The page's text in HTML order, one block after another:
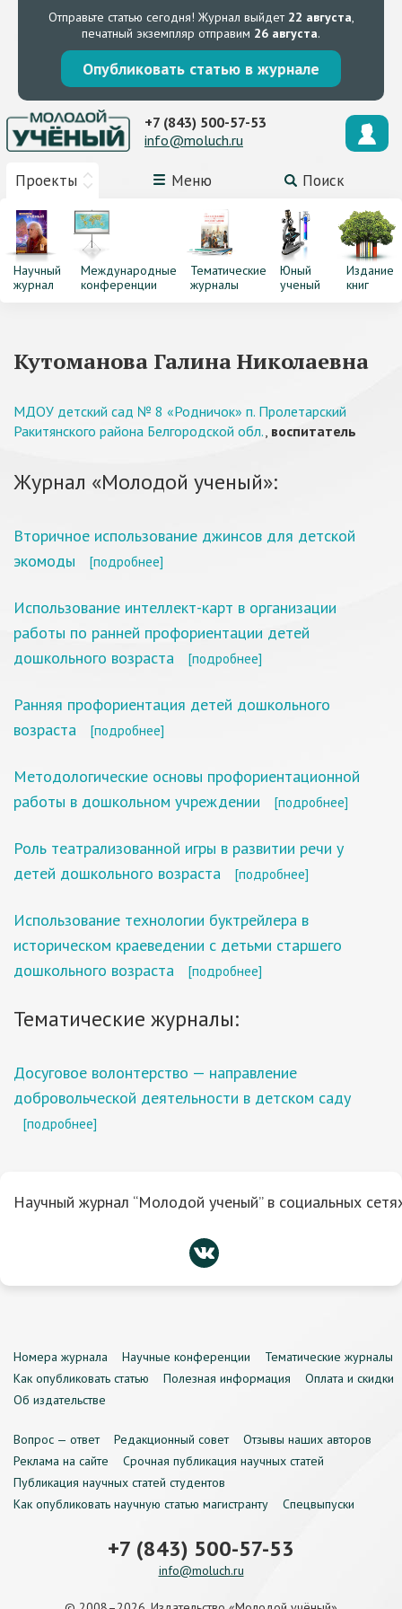
Отправьте статью сегодня! Журнал выйдет 22 августа,
печатный экземпляр отправим 26 августа.
Опубликовать статью в журнале
Проекты Меню Поиск
+7 (843) 500-57-53
info@moluch.ru
Научный
журнал
Международные
конференции
Тематические
журналы
Юный
ученый
Издание
книг
Кутоманова Галина Николаевна
МДОУ детский сад № 8 «Родничок» п. Пролетарский
Ракитянского района Белгородской обл., воспитатель
Журнал «Молодой ученый»:
Вторичное использование джинсов для детской
экомоды
[подробнее]
Использование интеллект-карт в организации
работы по ранней профориентации детей
дошкольного возраста
[подробнее]
Ранняя профориентация детей дошкольного
возраста
[подробнее]
Методологические основы профориентационной
работы в дошкольном учреждении
[подробнее]
Роль театрализованной игры в развитии речи у
детей дошкольного возраста
[подробнее]
Использование технологии буктрейлера в
историческом краеведении с детьми старшего
дошкольного возраста
[подробнее]
Тематические журналы:
Досуговое волонтерство — направление
добровольческой деятельности в детском саду
[подробнее]
Научный журнал “Молодой ученый” в социальных
Номера журнала Научные конференции
Тематические журналы
Как опубликовать статью
Полезная информация
Оплата и скидки
Об издательстве
Вопрос — ответ Редакционный совет
Отзывы наших авторов
Реклама на сайте
Срочная публикация научных статей
Публикация научных статей студентов
Как опубликовать научную статью магистранту
Спецвыпуски
+7 (843) 500-57-53
info@moluch.ru